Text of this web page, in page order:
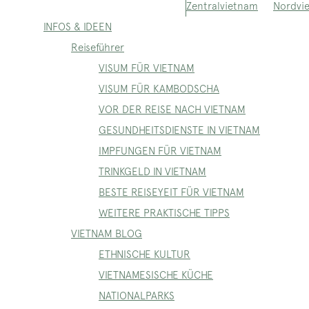
Zentralvietnam
INFOS & IDEEN
Reiseführer
VISUM FÜR VIETNAM
VISUM FÜR KAMBODSCHA
VOR DER REISE NACH VIETNAM
GESUNDHEITSDIENSTE IN VIETNAM
IMPFUNGEN FÜR VIETNAM
TRINKGELD IN VIETNAM
BESTE REISEYEIT FÜR VIETNAM
WEITERE PRAKTISCHE TIPPS
VIETNAM BLOG
ETHNISCHE KULTUR
VIETNAMESISCHE KÜCHE
NATIONALPARKS